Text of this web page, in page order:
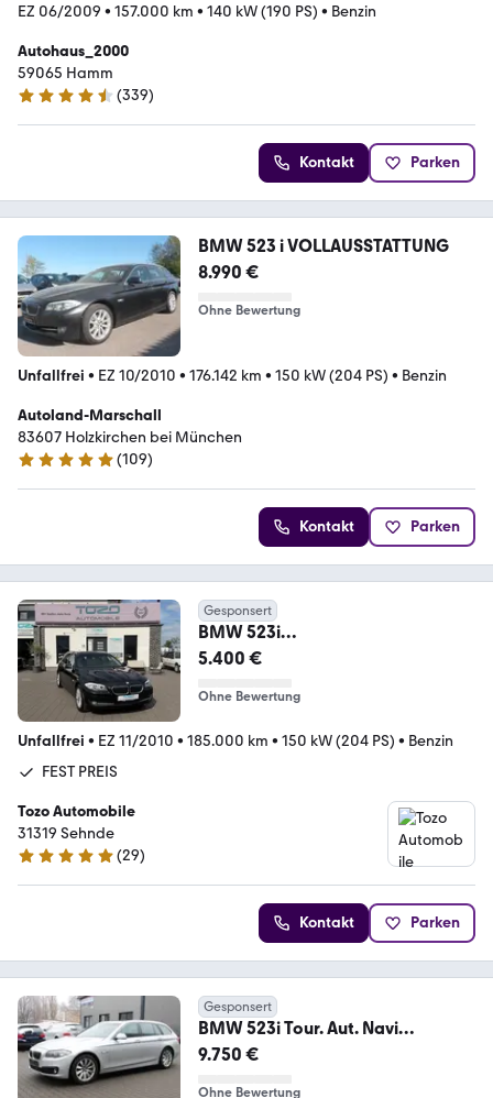
EZ 06/2009 • 157.000 km • 140 kW (190 PS) • Benzin
Autohaus_2000
59065 Hamm
4.6 Sterne
(339)
Kontakt Parken
BMW 523 i VOLLAUSSTATTUNG
8.990 €
Ohne Bewertung
Unfallfrei • EZ 10/2010 • 176.142 km • 150 kW (204 PS) • Benzin
Autoland-Marschall
83607 Holzkirchen bei München
4.8 Sterne
(109)
Kontakt Parken
Gesponsert
BMW 523i
Touring!!BESCHREIBUNG
5.400 €
Ohne Bewertung
Unfallfrei • EZ 11/2010 • 185.000 km • 150 kW (204 PS) • Benzin
FEST PREIS
Tozo Automobile
31319 Sehnde
4.8 Sterne
(29)
Kontakt Parken
Gesponsert
BMW 523i Tour. Aut. Navi
Prof./Pano/Xenon/Leder/AHK
9.750 €
Ohne Bewertung